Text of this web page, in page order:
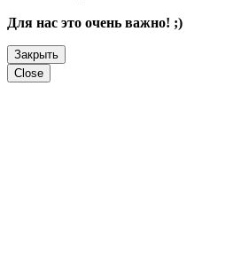
Для нас это очень важно! ;)
Закрыть
Close